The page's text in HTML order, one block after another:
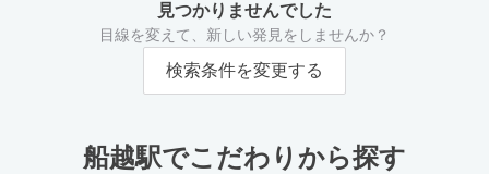
見つかりませんでした
目線を変えて、新しい発見をしませんか？
検索条件を変更する
船越駅でこだわりから探す